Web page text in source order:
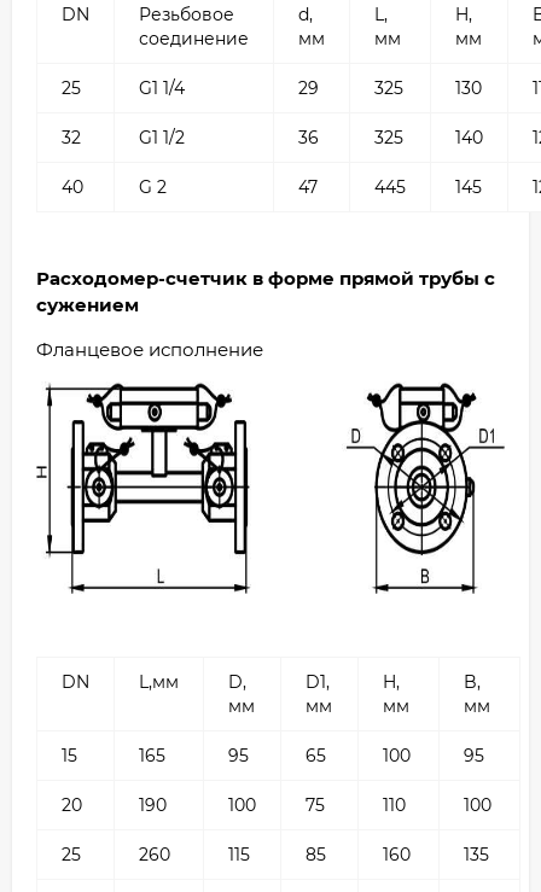
DN
Резьбовое
соединение
d,
мм
L,
мм
H,
мм
25 G1 1/4 29 325 130
32 G1 1/2 36 325 140
40 G 2 47 445 145
Расходомер-счетчик в форме прямой трубы с
сужением
Фланцевое исполнение
DN L,мм
D,
мм
D1,
мм
H,
мм
B,
мм
15 165 95 65 100 95
20 190 100 75 110 100
25 260 115 85 160 135